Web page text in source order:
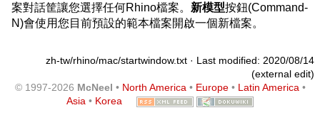
案對話筐讓您選擇任何Rhino檔案。 新模型按鈕(Command-
N)會使用您目前預設的範本檔案開啟一個新檔案。
zh-tw/rhino/mac/startwindow.txt · Last modified: 2020/08/14
(external edit)
© 1997-2026 McNeel • North America • Europe• Latin America •
Asia • Korea